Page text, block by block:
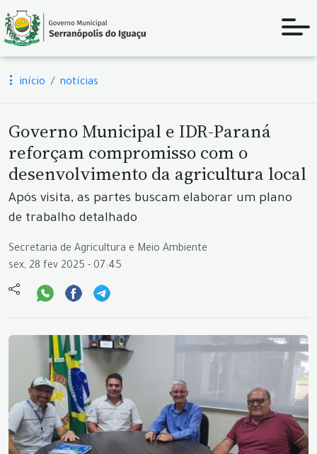
início notícias
Governo Municipal e IDR-Paraná
reforçam compromisso com o
desenvolvimento da agricultura local
Após visita, as partes buscam elaborar um plano
de trabalho detalhado
Secretaria de Agricultura e Meio Ambiente
sex, 28 fev 2025 - 07:45